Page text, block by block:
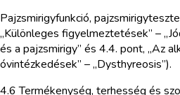
Pajzsmirigyfunkció,
„Különleges figyelmeztetések” –
és a pajzsmirigy” és 4.4. pont, „Az
óvintézkedések” – „Dysthyreosis”).
4.6 Termékenység, terhesség és